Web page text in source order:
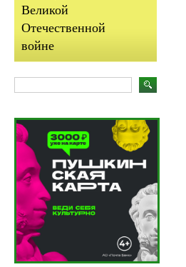
Великой
Отечественной
войне